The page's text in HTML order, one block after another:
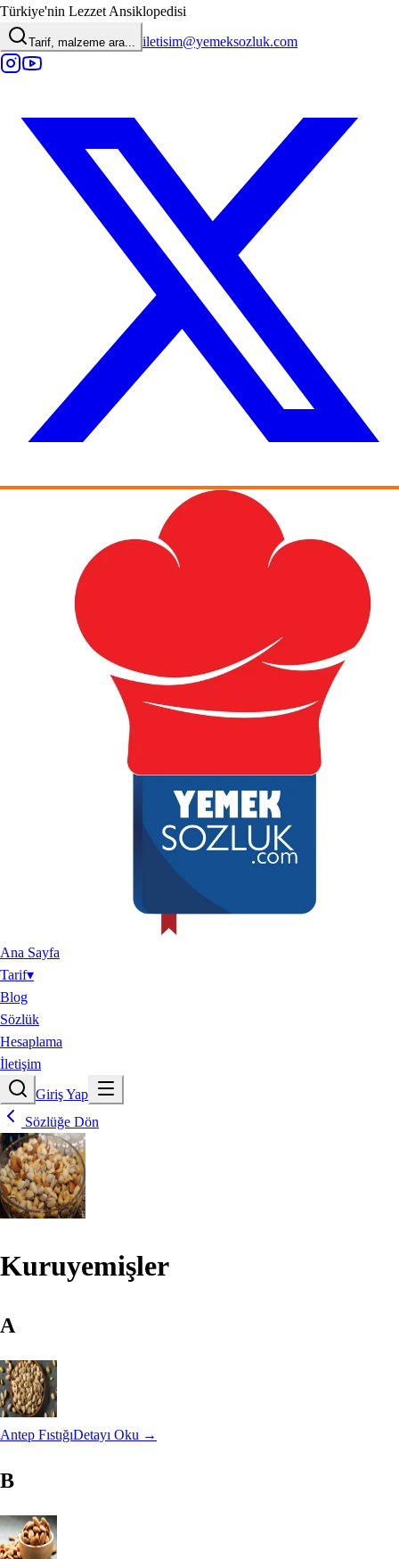
Türkiye'nin Lezzet Ansiklopedisi
Tarif, malzeme ara... iletisim@yemeksozluk.com
Ana Sayfa
Tarif▾
Blog
Sözlük
Hesaplama
İletişim
Giriş Yap
Sözlüğe Dön
Kuruyemişler
A
Antep FıstığıDetayı Oku →
B